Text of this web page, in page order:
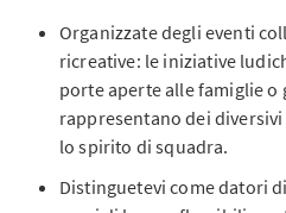
Organizzate degli eventi
ricreative: le iniziative
porte aperte alle famiglie o
rappresentano dei
lo spirito di squadra.
Distinguetevi come datori